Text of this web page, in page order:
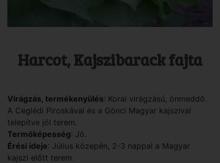
Harcot, Kajszibarack fajta
Virágzás, termékenyülés: Korai virágzású, önmeddő.
A Ceglédi Piroskával és a Gönci Magyar kajszival
telepítve jól terem.
Termőképesség: Jó.
Érési ideje: Július közepén, 2-3 nappal a Magyar
kajszi előtt terem.